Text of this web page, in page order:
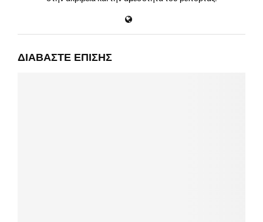
ΔΙΑΒΆΣΤΕ ΕΠΊΣΗΣ